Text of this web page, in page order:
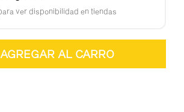
ver disponibilidad en tiendas
AGREGAR AL CARRO